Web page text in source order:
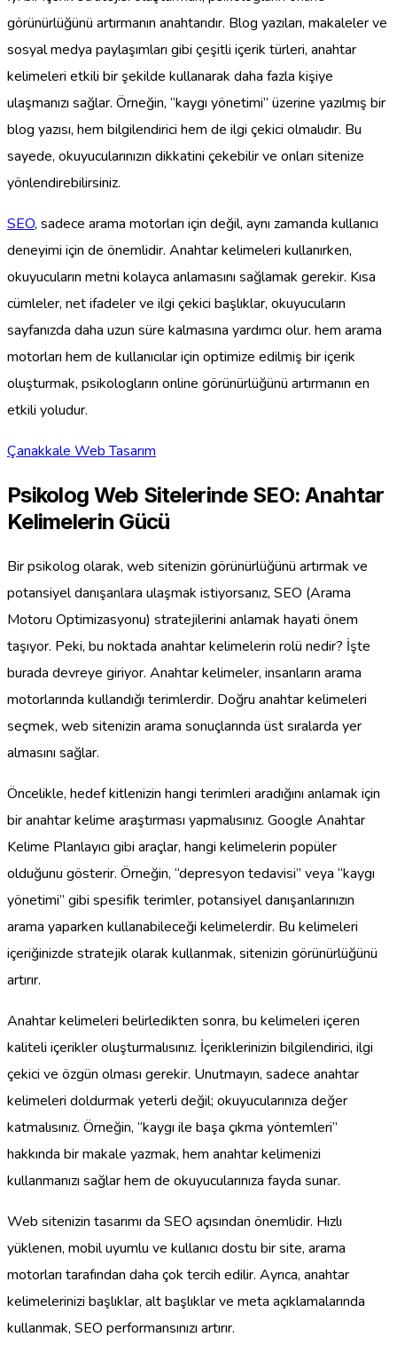
görünürlüğünü artırmanın anahtarıdır. Blog yazıları, makaleler ve
sosyal medya paylaşımları gibi çeşitli içerik türleri, anahtar
kelimeleri etkili bir şekilde kullanarak daha fazla kişiye
ulaşmanızı sağlar. Örneğin, “kaygı yönetimi” üzerine yazılmış bir
blog yazısı, hem bilgilendirici hem de ilgi çekici olmalıdır. Bu
sayede, okuyucularınızın dikkatini çekebilir ve onları sitenize
yönlendirebilirsiniz.
SEO, sadece arama motorları için değil, aynı zamanda kullanıcı
deneyimi için de önemlidir. Anahtar kelimeleri kullanırken,
okuyucuların metni kolayca anlamasını sağlamak gerekir. Kısa
cümleler, net ifadeler ve ilgi çekici başlıklar, okuyucuların
sayfanızda daha uzun süre kalmasına yardımcı olur. hem arama
motorları hem de kullanıcılar için optimize edilmiş bir içerik
oluşturmak, psikologların online görünürlüğünü artırmanın en
etkili yoludur.
Çanakkale Web Tasarım
Psikolog Web Sitelerinde SEO: Anahtar
Kelimelerin Gücü
Bir psikolog olarak, web sitenizin görünürlüğünü artırmak ve
potansiyel danışanlara ulaşmak istiyorsanız, SEO (Arama
Motoru Optimizasyonu) stratejilerini anlamak hayati önem
taşıyor. Peki, bu noktada anahtar kelimelerin rolü nedir? İşte
burada devreye giriyor. Anahtar kelimeler, insanların arama
motorlarında kullandığı terimlerdir. Doğru anahtar kelimeleri
seçmek, web sitenizin arama sonuçlarında üst sıralarda yer
almasını sağlar.
Öncelikle, hedef kitlenizin hangi terimleri aradığını anlamak için
bir anahtar kelime araştırması yapmalısınız. Google Anahtar
Kelime Planlayıcı gibi araçlar, hangi kelimelerin popüler
olduğunu gösterir. Örneğin, “depresyon tedavisi” veya “kaygı
yönetimi” gibi spesifik terimler, potansiyel danışanlarınızın
arama yaparken kullanabileceği kelimelerdir. Bu kelimeleri
içeriğinizde stratejik olarak kullanmak, sitenizin görünürlüğünü
artırır.
Anahtar kelimeleri belirledikten sonra, bu kelimeleri içeren
kaliteli içerikler oluşturmalısınız. İçeriklerinizin bilgilendirici, ilgi
çekici ve özgün olması gerekir. Unutmayın, sadece anahtar
kelimeleri doldurmak yeterli değil; okuyucularınıza değer
katmalısınız. Örneğin, “kaygı ile başa çıkma yöntemleri”
hakkında bir makale yazmak, hem anahtar kelimenizi
kullanmanızı sağlar hem de okuyucularınıza fayda sunar.
Web sitenizin tasarımı da SEO açısından önemlidir. Hızlı
yüklenen, mobil uyumlu ve kullanıcı dostu bir site, arama
motorları tarafından daha çok tercih edilir. Ayrıca, anahtar
kelimelerinizi başlıklar, alt başlıklar ve meta açıklamalarında
kullanmak, SEO performansınızı artırır.